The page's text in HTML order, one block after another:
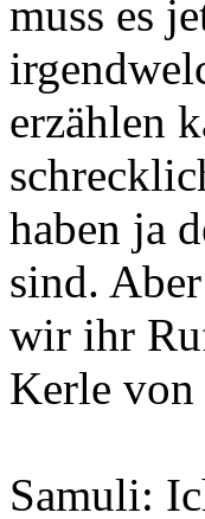
muss es
erzählen
haben ja
sind.
wir ihr
Kerle von
Samuli: